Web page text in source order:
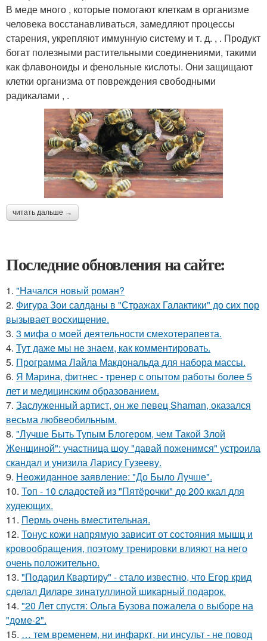
В меде много , которые помогают клеткам в организме
человека восстанавливаться, замедляют процессы
старения, укрепляют иммунную систему и т. д. , . Продукт
богат полезными растительными соединениями, такими
как флавоноиды и фенольные кислоты. Они защищают
клетки организма от повреждения свободными
радикалами , .
читать дальше →
Последние обновления на сайте:
1. "Начался новый роман?
2. Фигура Зои салданы в "Стражах Галактики" до сих пор
вызывает восхищение.
3. 3 мифа о моей деятельности смехотерапевта.
4. Тут даже мы не знаем, как комментировать.
5. Программа Лайла Макдональда для набора массы.
6. Я Марина, фитнес - тренер с опытом работы более 5
лет и медицинским образованием.
7. Заслуженный артист, он же певец Shaman, оказался
весьма любвеобильным.
8. "Лучше Быть Тупым Блогером, чем Такой Злой
Женщиной": участница шоу "давай поженимся" устроила
скандал и унизила Ларису Гузееву.
9. Неожиданное заявление: "До Было Лучше".
10. Топ - 10 сладостей из "Пятёрочки" до 200 ккал для
худеющих.
11. Пермь очень вместительная.
12. Тонус кожи напрямую зависит от состояния мышц и
кровообращения, поэтому тренировки влияют на него
очень положительно.
13. "Подарил Квартиру" - стало известно, что Егор крид
сделал Диларе зинатуллиной шикарный подарок.
14. "20 Лет спустя: Ольга Бузова пожалела о выборе на
"доме-2".
15. … тем временем, ни инфаркт, ни инсульт - не повод